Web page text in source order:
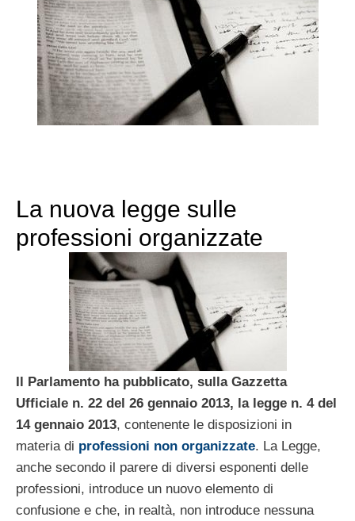
La nuova legge sulle
professioni organizzate
Il Parlamento ha pubblicato, sulla Gazzetta
Ufficiale n. 22 del 26 gennaio 2013, la legge n. 4 del
14 gennaio 2013, contenente le disposizioni in
materia di professioni non organizzate. La Legge,
anche secondo il parere di diversi esponenti delle
professioni, introduce un nuovo elemento di
confusione e che, in realtà, non introduce nessuna